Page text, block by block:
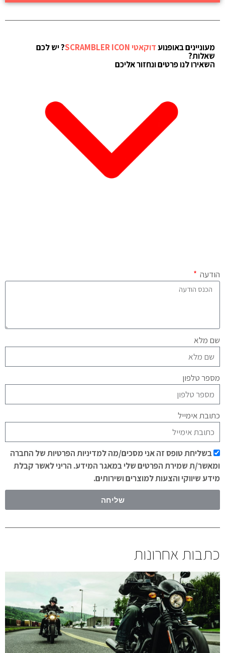
מעוניינים באופנועדוקאטי SCRAMBLER ICON ? יש לכם
שאלות?
השאירו לנו פרטים ונחזור אליכם
הודעה
שם מלא
מספר טלפון
כתובת אימייל
בשליחת טופס זה אני מסכים/מה למדיניות הפרטיות של החברה
ומאשר/ת שמירת הפרטים שלי במאגר המידע. הריני לאשר קבלת
מידע שיווקי והצעות למוצרים ושירותים.
שליחה
כתבות אחרונות